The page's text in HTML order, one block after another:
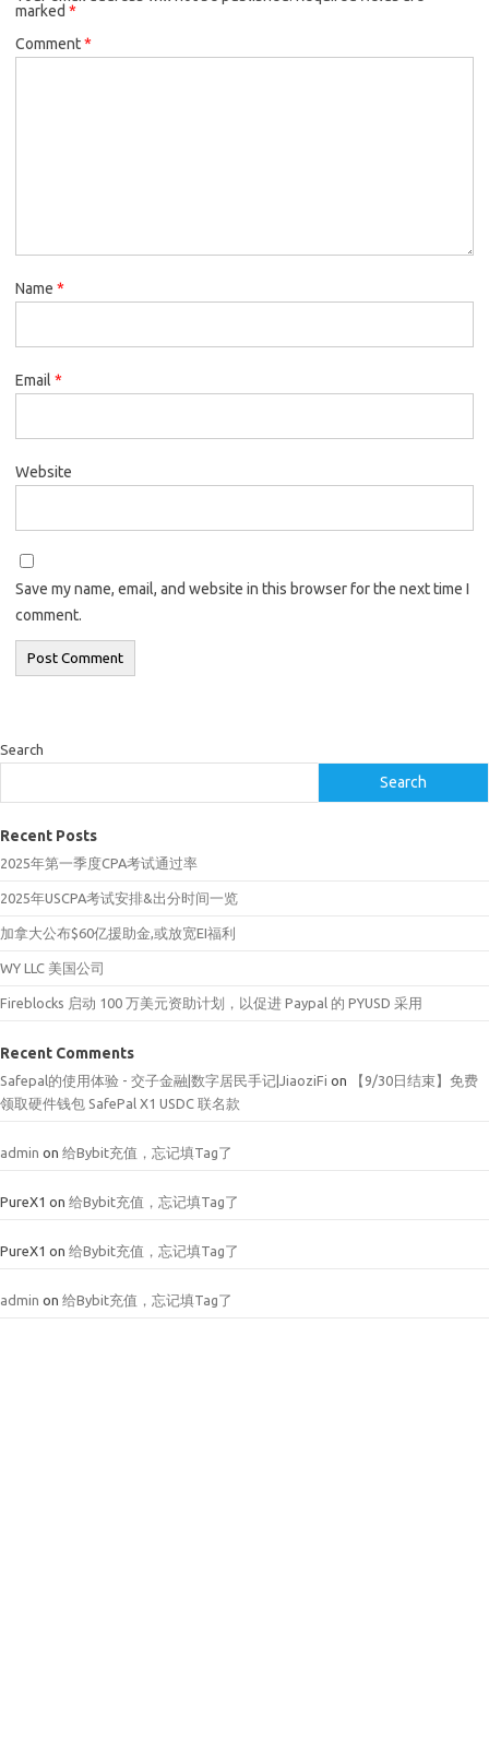
marked *
Comment*
Name *
Email *
Website
Save my name, email, and website in this browser for the next time I
comment.
Search
Search
Recent Posts
2025年第一季度CPA考试通过率
2025年USCPA考试安排&出分时间一览
加拿大公布$60亿援助金,或放宽EI福利
WY LLC 美国公司
Fireblocks 启动 100 万美元资助计划，以促进 Paypal 的 PYUSD 采用
Recent Comments
Safepal的使用体验 - 交子金融|数字居民手记|JiaoziFi on
【9/30日结束】免费
领取硬件钱包 SafePal X1 USDC 联名款
admin on 给Bybit充值，忘记填Tag了
PureX1 on 给Bybit充值，忘记填Tag了
PureX1 on 给Bybit充值，忘记填Tag了
admin on 给Bybit充值，忘记填Tag了